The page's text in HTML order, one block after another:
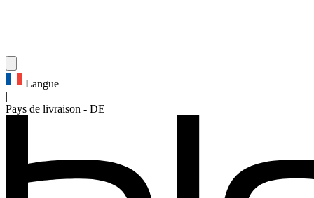
Langue
Pays de livraison - DE